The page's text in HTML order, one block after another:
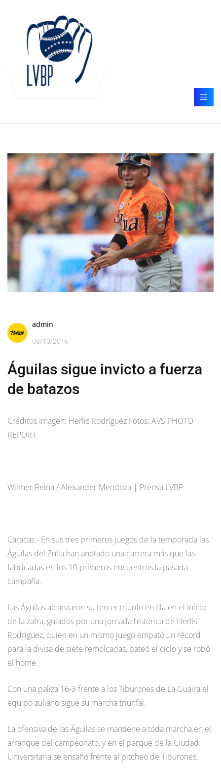
admin
08/10/2016
Águilas sigue invicto a fuerza
de batazos
Créditos Imagen: Herlis Rodríguez Fotos: AVS PHOTO
REPORT
Wilmer Reina / Alexander Mendoza | Prensa LVBP
Caracas.- En sus tres primeros juegos de la temporada las
Águilas del Zulia han anotado una carrera más que las
fabricadas en los 10 primeros encuentros la pasada
campaña.
Las Águilas alcanzaron su tercer triunfo en fila en el inicio
de la zafra, guiados por una jornada histórica de Herlis
Rodríguez, quien en un mismo juego empató un récord
para la divisa de siete remolcadas, bateó el ciclo y se robó
el home.
Con una paliza 16-3 frente a los Tiburones de La Guaira el
equipo zuliano sigue su marcha triunfal.
La ofensiva de las Águilas se mantiene a toda marcha en el
arranque del campeonato, y en el parque de la Ciudad
Universitaria se ensañó frente al pitcheo de Tiburones.